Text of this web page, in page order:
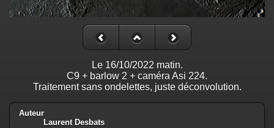
Le 16/10/2022 matin.
C9 + barlow 2 + caméra Asi 224.
Traitement sans ondelettes, juste déconvolution.
Auteur
Laurent Desbats